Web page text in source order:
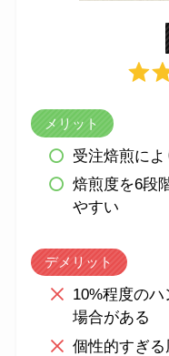
メリット
受注焙煎によ
焙煎度を6段
やすい
デメリット
10%程度の
場合がある
個性的すぎ